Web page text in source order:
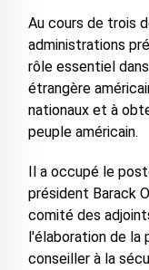
Au cours de trois
administrations
rôle essentiel
étrangère
nationaux et à
peuple américain.
Il a occupé le
président Barack
comité des
l'élaboration de la
conseiller à la